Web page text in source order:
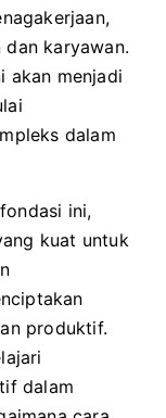
karyawan.
akan menjadi
dalam
ini,
kuat untuk
produktif.
dalam